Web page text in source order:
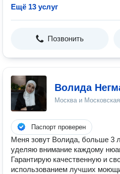
Ещё 13 услуг
Позвонить
Волида
Москва и
Паспорт проверен
Меня зовут Волида, больше 3
уделяю внимание каждому
Гарантирую качественную и
использованием лучших